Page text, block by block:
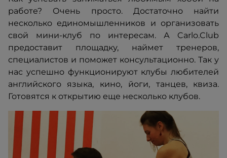
работе? Очень просто. Достаточно найти
несколько единомышленников и организовать
свой мини-клуб по интересам. А Carlo.Club
предоставит площадку, наймет тренеров,
специалистов и поможет консультационно. Так у
нас успешно функционируют клубы любителей
английского языка, кино, йоги, танцев, квиза.
Готовятся к открытию еще несколько клубов.